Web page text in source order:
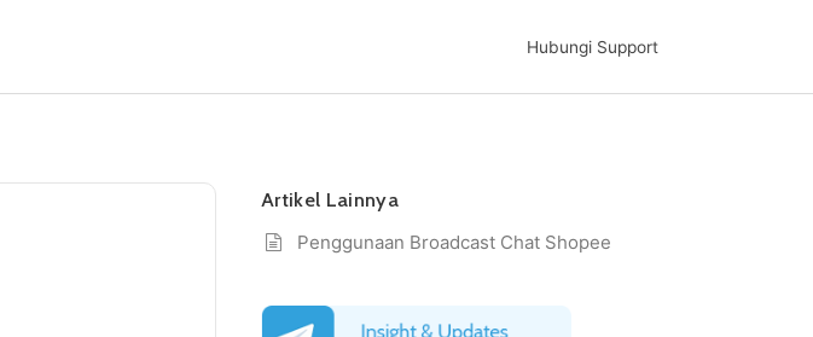
Hubungi Support
Artikel Lainnya
Penggunaan Broadcast Chat Shopee